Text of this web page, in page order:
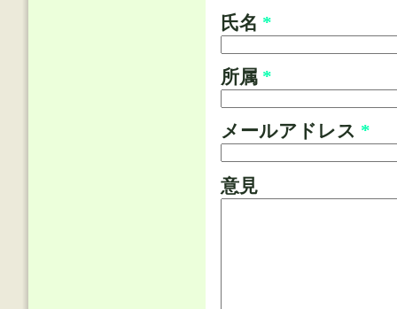
氏名 *
所属 *
メールアドレス *
意見